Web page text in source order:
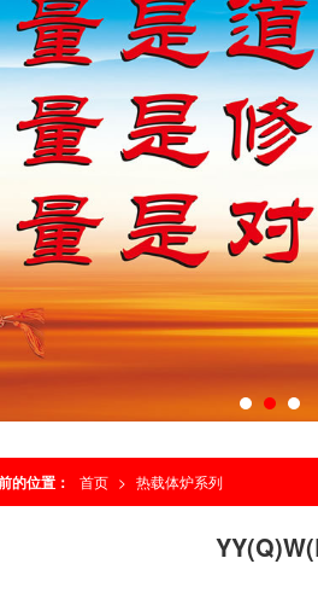
的位置： 首页 > 热载体炉系列